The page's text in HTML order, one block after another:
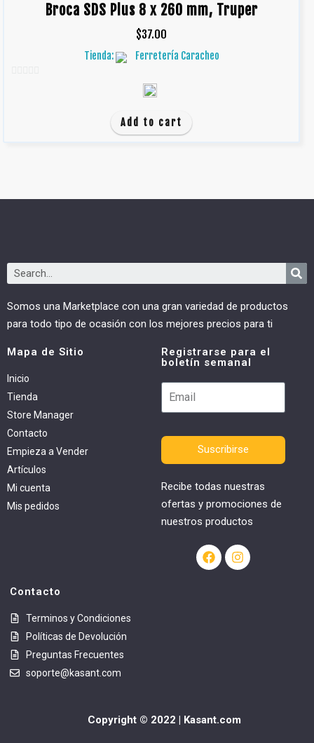
Broca SDS Plus 8 x 260 mm, Truper
$37.00
Tienda: Ferretería Caracheo
Add to cart
Somos una Marketplace con una gran variedad de productos
para todo tipo de ocasión con los mejores precios para ti
Mapa de Sitio
Inicio
Tienda
Store Manager
Contacto
Empieza a Vender
Artículos
Mi cuenta
Mis pedidos
Registrarse para el
boletín semanal
Suscribirse
Recibe todas nuestras
ofertas y promociones de
nuestros productos
Contacto
Terminos y Condiciones
Políticas de Devolución
Preguntas Frecuentes
soporte@kasant.com
Copyright © 2022 | Kasant.com